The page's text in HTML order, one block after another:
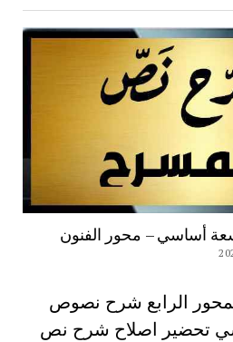
أساسي – محور الفنون
الرابع شرح نصوص
9 اساسي تحضير اصلاح شرح نص